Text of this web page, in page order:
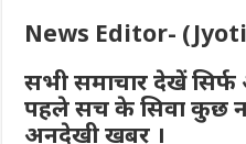
News Editor-
सभी समाचार देखें
पहले सच के सिवा कुछ
अनदेखी खबर ।